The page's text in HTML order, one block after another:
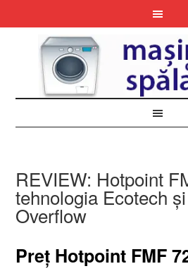
REVIEW: Hotpoint
tehnologia Ecotech
Overflow
Preţ Hotpoint FMF